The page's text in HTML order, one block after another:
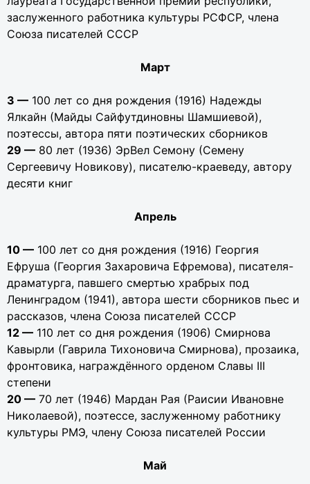
заслуженного работника культуры РСФСР, члена
Союза писателей СССР
Март
3 — 100 лет со дня рождения (1916) Надежды
Ялкайн (Майды Сайфутдиновны Шамшиевой),
поэтессы, автора пяти поэтических сборников
29 — 80 лет (1936) ЭрВел Семону (Семену
Сергеевичу Новикову), писателю-краеведу, автору
десяти книг
Апрель
10 — 100 лет со дня рождения (1916) Георгия
Ефруша (Георгия Захаровича Ефремова), писателя-
драматурга, павшего смертью храбрых под
Ленинградом (1941), автора шести сборников пьес и
рассказов, члена Союза писателей СССР
12 — 110 лет со дня рождения (1906) Смирнова
Кавырли (Гаврила Тихоновича Смирнова), прозаика,
фронтовика, награждённого орденом Славы III
степени
20 — 70 лет (1946) Мардан Рая (Раисии Ивановне
Николаевой), поэтессе, заслуженному работнику
культуры РМЭ, члену Союза писателей России
Май